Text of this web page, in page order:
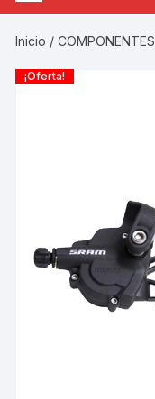
Inicio /COMPONENTES
¡Oferta!